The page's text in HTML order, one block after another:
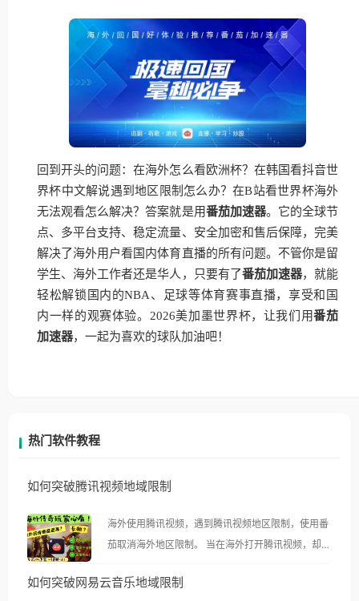
回到开头的问题：在海外怎么看欧洲杯？在韩国看抖音世
界杯中文解说遇到地区限制怎么办？在B站看世界杯海外
无法观看怎么解决？答案就是用番茄加速器。它的全球节
点、多平台支持、稳定流量、安全加密和售后保障，完美
解决了海外用户看国内体育直播的所有问题。不管你是留
学生、海外工作者还是华人，只要有了番茄加速器，就能
轻松解锁国内的NBA、足球等体育赛事直播，享受和国
内一样的观赛体验。2026美加墨世界杯，让我们用番茄
加速器，一起为喜欢的球队加油吧！
热门软件教程
如何突破腾讯视频地域限制
海外使用腾讯视频，遇到腾讯视频地区限制，使用番
茄取消海外地区限制。 当在海外打开腾讯视频，却突
示语。 海外用户如香港、澳门、台湾、美国、加拿
如何突破网易云音乐地域限制